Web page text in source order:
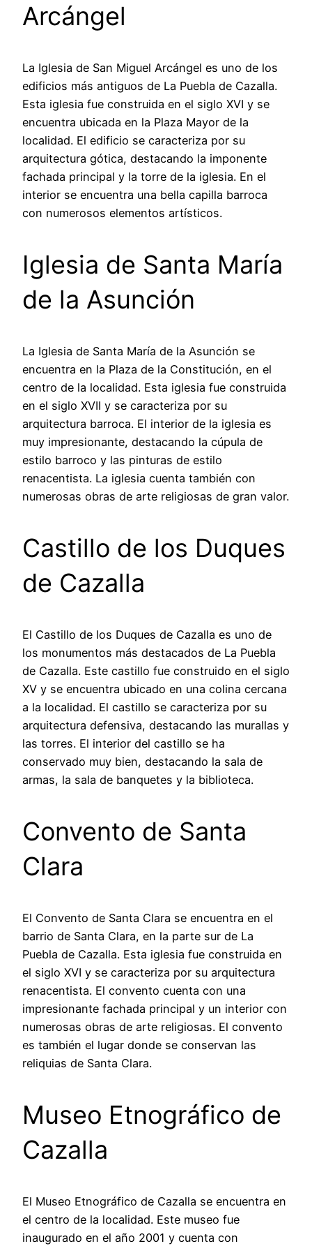
Arcángel
La Iglesia de San Miguel Arcángel es uno de los
edificios más antiguos de La Puebla de Cazalla.
Esta iglesia fue construida en el siglo XVI y se
encuentra ubicada en la Plaza Mayor de la
localidad. El edificio se caracteriza por su
arquitectura gótica, destacando la imponente
fachada principal y la torre de la iglesia. En el
interior se encuentra una bella capilla barroca
con numerosos elementos artísticos.
Iglesia de Santa María
de la Asunción
La Iglesia de Santa María de la Asunción se
encuentra en la Plaza de la Constitución, en el
centro de la localidad. Esta iglesia fue construida
en el siglo XVII y se caracteriza por su
arquitectura barroca. El interior de la iglesia es
muy impresionante, destacando la cúpula de
estilo barroco y las pinturas de estilo
renacentista. La iglesia cuenta también con
numerosas obras de arte religiosas de gran valor.
Castillo de los Duques
de Cazalla
El Castillo de los Duques de Cazalla es uno de
los monumentos más destacados de La Puebla
de Cazalla. Este castillo fue construido en el siglo
XV y se encuentra ubicado en una colina cercana
a la localidad. El castillo se caracteriza por su
arquitectura defensiva, destacando las murallas y
las torres. El interior del castillo se ha
conservado muy bien, destacando la sala de
armas, la sala de banquetes y la biblioteca.
Convento de Santa
Clara
El Convento de Santa Clara se encuentra en el
barrio de Santa Clara, en la parte sur de La
Puebla de Cazalla. Esta iglesia fue construida en
el siglo XVI y se caracteriza por su arquitectura
renacentista. El convento cuenta con una
impresionante fachada principal y un interior con
numerosas obras de arte religiosas. El convento
es también el lugar donde se conservan las
reliquias de Santa Clara.
Museo Etnográfico de
Cazalla
El Museo Etnográfico de Cazalla se encuentra en
el centro de la localidad. Este museo fue
inaugurado en el año 2001 y cuenta con